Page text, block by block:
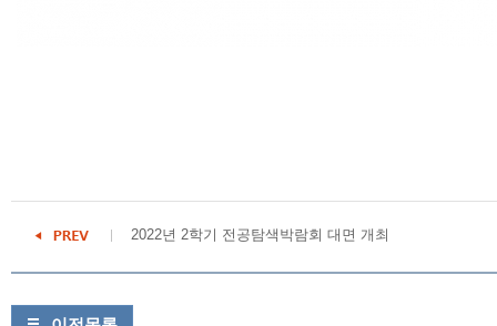
2022년 2학기 전공탐색박람회 대면 개최